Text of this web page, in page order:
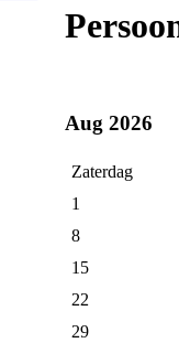
Aug 2026
Zaterdag
1
8
15
22
29